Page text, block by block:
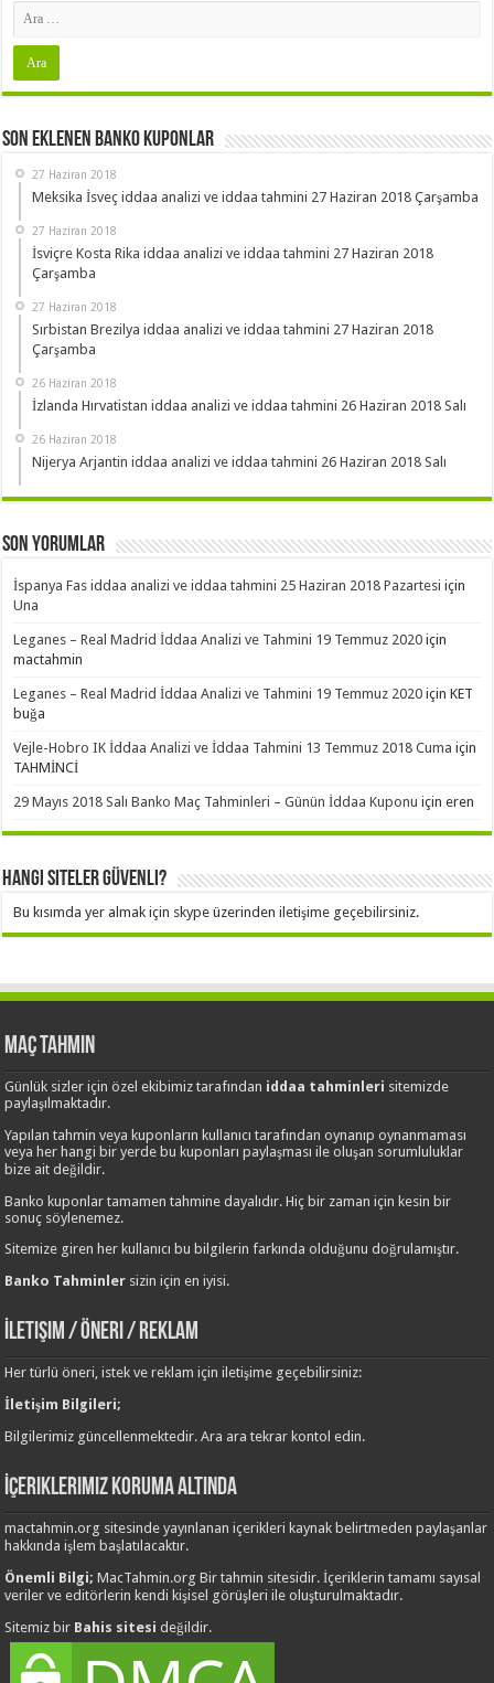
Son Eklenen Banko Kuponlar
27 Haziran 2018
Meksika İsveç iddaa analizi ve iddaa tahmini 27 Haziran 2018 Çarşamba
27 Haziran 2018
İsviçre Kosta Rika iddaa analizi ve iddaa tahmini 27 Haziran 2018
Çarşamba
27 Haziran 2018
Sırbistan Brezilya iddaa analizi ve iddaa tahmini 27 Haziran 2018
Çarşamba
26 Haziran 2018
İzlanda Hırvatistan iddaa analizi ve iddaa tahmini 26 Haziran 2018 Salı
26 Haziran 2018
Nijerya Arjantin iddaa analizi ve iddaa tahmini 26 Haziran 2018 Salı
Son Yorumlar
İspanya Fas iddaa analizi ve iddaa tahmini 25 Haziran 2018 Pazartesi için
Una
Leganes – Real Madrid İddaa Analizi ve Tahmini 19 Temmuz 2020 için
mactahmin
Leganes – Real Madrid İddaa Analizi ve Tahmini 19 Temmuz 2020 içinKET
buğa
Vejle-Hobro IK İddaa Analizi ve İddaa Tahmini 13 Temmuz 2018 Cuma için
TAHMİNCİ
29 Mayıs 2018 Salı Banko Maç Tahminleri – Günün İddaa Kuponu içineren
Hangi Siteler Güvenli?
Bu kısımda yer almak için skype üzerinden iletişime geçebilirsiniz.
Maç Tahmin
Günlük sizler için özel ekibimiz tarafından iddaa tahminleri sitemizde
paylaşılmaktadır.
Yapılan tahmin veya kuponların kullanıcı tarafından oynanıp oynanmaması
veya her hangi bir yerde bu kuponları paylaşması ile oluşan sorumluluklar
bize ait değildir.
Banko kuponlar tamamen tahmine dayalıdır. Hiç bir zaman için kesin bir
sonuç söylenemez.
Sitemize giren her kullanıcı bu bilgilerin farkında olduğunu doğrulamıştır.
Banko Tahminler sizin için en iyisi.
İletişim / Öneri / Reklam
Her türlü öneri, istek ve reklam için iletişime geçebilirsiniz:
İletişim Bilgileri;
Bilgilerimiz güncellenmektedir. Ara ara tekrar kontol edin.
İçeriklerimiz Koruma Altında
mactahmin.org sitesinde yayınlanan içerikleri kaynak belirtmeden paylaşanlar
hakkında işlem başlatılacaktır.
Önemli Bilgi;MacTahmin.org Bir tahmin sitesidir. İçeriklerin tamamı sayısal
veriler ve editörlerin kendi kişisel görüşleri ile oluşturulmaktadır.
Sitemiz bir Bahis sitesi değildir.